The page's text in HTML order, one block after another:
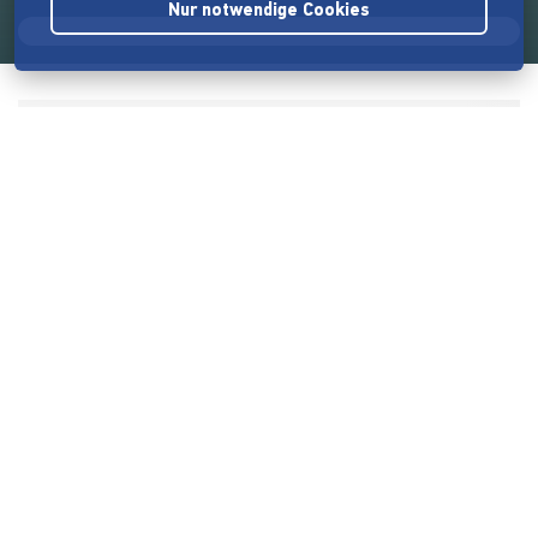
Nur notwendige Cookies